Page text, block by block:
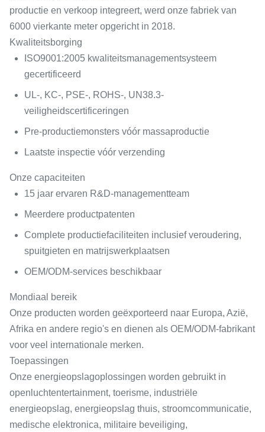
productie en verkoop integreert, werd onze fabriek van
6000 vierkante meter opgericht in 2018.
Kwaliteitsborging
ISO9001:2005 kwaliteitsmanagementsysteem
gecertificeerd
UL-, KC-, PSE-, ROHS-, UN38.3-
veiligheidscertificeringen
Pre-productiemonsters vóór massaproductie
Laatste inspectie vóór verzending
Onze capaciteiten
15 jaar ervaren R&D-managementteam
Meerdere productpatenten
Complete productiefaciliteiten inclusief veroudering,
spuitgieten en matrijswerkplaatsen
OEM/ODM-services beschikbaar
Mondiaal bereik
Onze producten worden geëxporteerd naar Europa, Azië,
Afrika en andere regio's en dienen als OEM/ODM-fabrikant
voor veel internationale merken.
Toepassingen
Onze energieopslagoplossingen worden gebruikt in
openluchtentertainment, toerisme, industriële
energieopslag, energieopslag thuis, stroomcommunicatie,
medische elektronica, militaire beveiliging,